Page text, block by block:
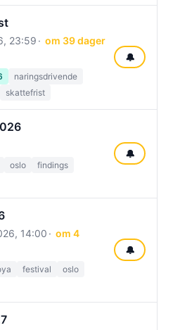
23:59
om 39 dager
naringsdrivende
skattefrist
🔔
oslo
findings
🔔
14:00
om 4
festival
oslo
🔔